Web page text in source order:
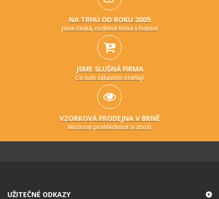
NA TRHU OD ROKU 2005
Jsme česká, rodinná firma s historií
JSME SLUŠNÁ FIRMA
Co naši zákazníci oceňují
VZORKOVÁ PRODEJNA V BRNĚ
Možnost prohlédnout si zboží
UŽITEČNÉ ODKAZY